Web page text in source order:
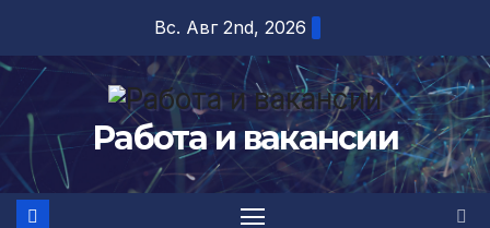
содержимому
Вс. Авг 2nd, 2026
Работа и вакансии